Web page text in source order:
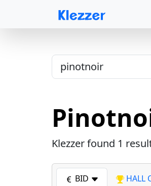
Klezzer found 1
BID HALL